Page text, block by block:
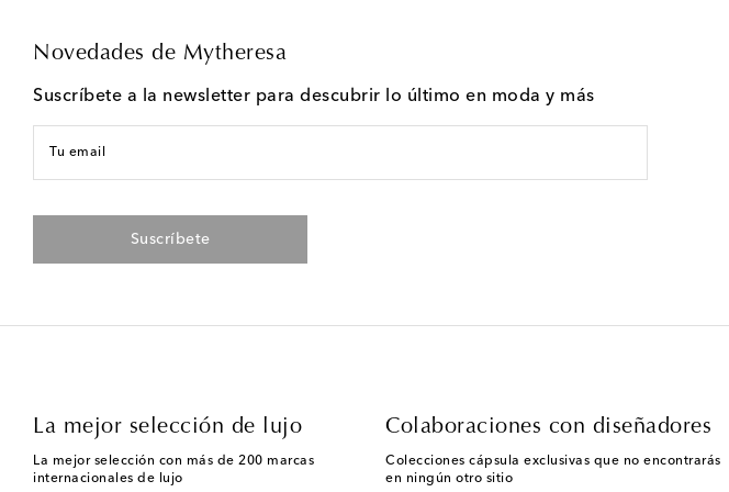
Novedades de Mytheresa
Suscríbete a la newsletter para descubrir lo último en moda y más
Tu email
Suscríbete
La mejor selección de lujo
La mejor selección con más de 200 marcas
internacionales de lujo
Colaboraciones con diseñadores
Colecciones cápsula exclusivas que no encontrarás
en ningún otro sitio